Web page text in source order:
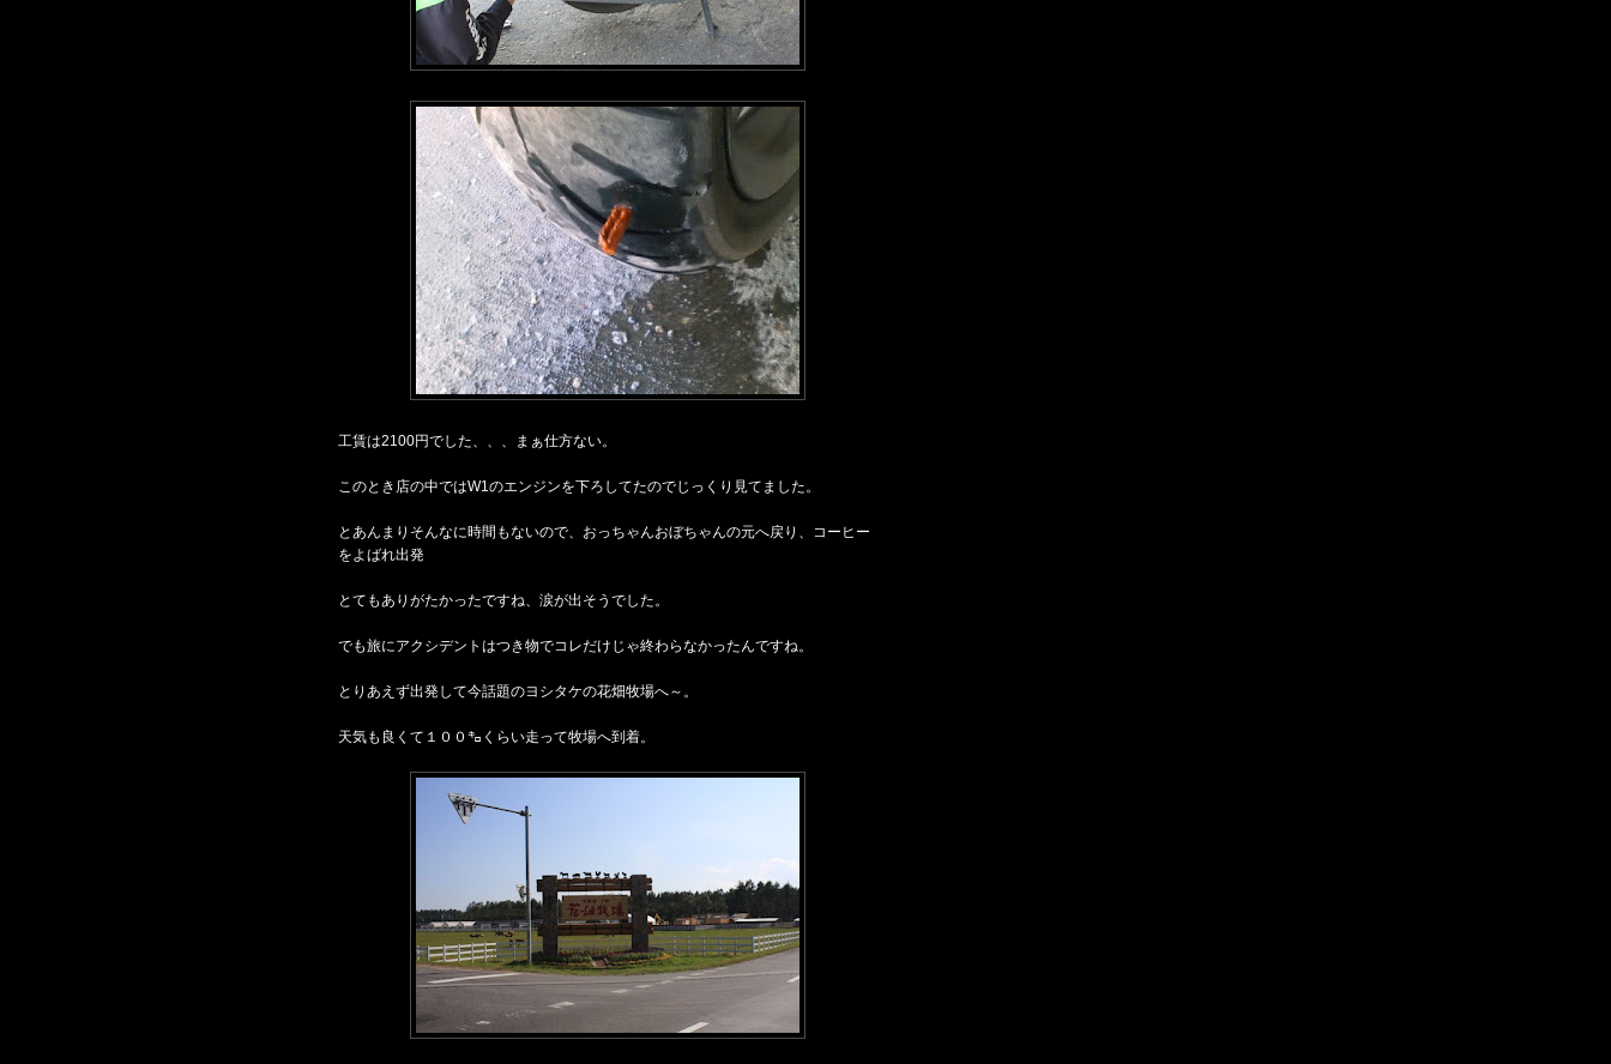
工賃は2100円でした、、、まぁ仕方ない。
このとき店の中ではW1のエンジンを下ろしてたのでじっくり見てました。
とあんまりそんなに時間もないので、おっちゃんおぼちゃんの元へ戻り、コーヒー
をよばれ出発
とてもありがたかったですね、涙が出そうでした。
でも旅にアクシデントはつき物でコレだけじゃ終わらなかったんですね。
とりあえず出発して今話題のヨシタケの花畑牧場へ～。
天気も良くて１００㌔くらい走って牧場へ到着。